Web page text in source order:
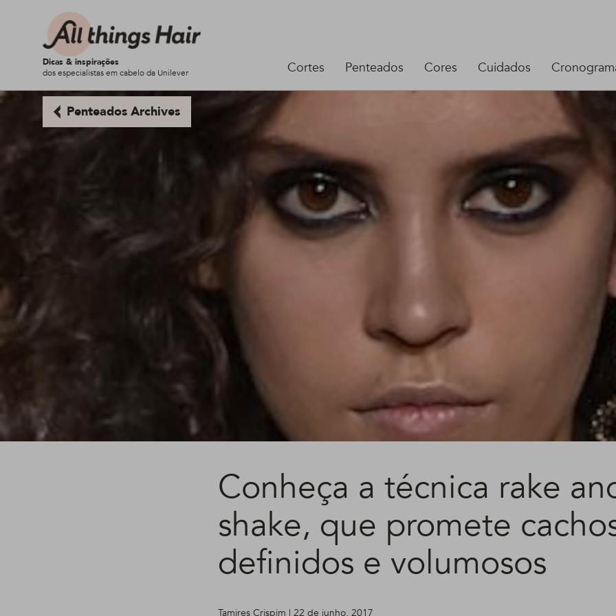
Dicas & inspirações
dos especialistas em cabelo da Unilever
Cortes Penteados Cores Cuidados
Penteados Archives
Conheça a técnica rake
shake, que promete
definidos e volumosos
Tamires Crispim | 22 de junho, 2017